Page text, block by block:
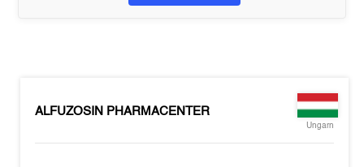
ALFUZOSIN PHARMACENTER
Ungarn